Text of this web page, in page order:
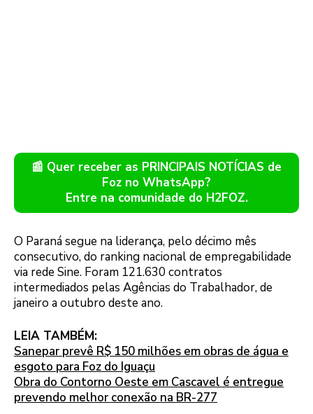
📰 Quer receber as PRINCIPAIS NOTÍCIAS de
Foz no WhatsApp?
Entre na comunidade do H2FOZ.
O Paraná segue na liderança, pelo décimo mês
consecutivo, do ranking nacional de empregabilidade
via rede Sine. Foram 121.630 contratos
intermediados pelas Agências do Trabalhador, de
janeiro a outubro deste ano.
LEIA TAMBÉM:
Sanepar prevê R$ 150 milhões em obras de água e
esgoto para Foz do Iguaçu
Obra do Contorno Oeste em Cascavel é entregue
prevendo melhor conexão na BR-277